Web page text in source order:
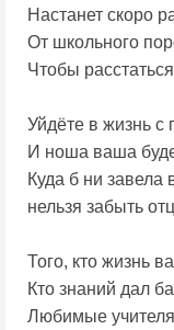
Настанет скоро
От школьного
Чтобы
Уйдёте в жизнь с
И ноша ваша
Куда б ни завела
нельзя забыть
Того, кто жизнь
Кто знаний дал
Любимые учителя